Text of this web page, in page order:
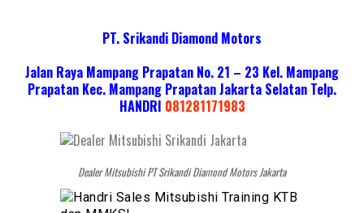
PT. Srikandi Diamond Motors
Jalan Raya Mampang Prapatan No. 21 – 23 Kel. Mampang
Prapatan Kec. Mampang Prapatan Jakarta Selatan Telp.
HANDRI 081281171983
Dealer Mitsubishi PT Srikandi Diamond Motors Jakarta